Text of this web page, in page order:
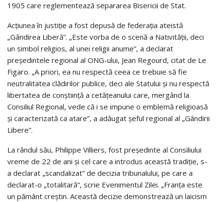
1905 care reglementează separarea Bisericii de Stat.
Acțiunea în justiție a fost depusă de federația ateistă
„Gândirea Liberă”. „Este vorba de o scenă a Nativității, deci
un simbol religios, al unei religii anume”, a declarat
președintele regional al ONG-ului, Jean Regourd, citat de Le
Figaro. „A priori, ea nu respectă ceea ce trebuie să fie
neutralitatea clădirilor publice, deci ale Statului și nu respectă
libertatea de conștiință a cetățeanului care, mergând la
Consiliul Regional, vede că i se impune o emblemă religioasă
și caracterizată ca atare”, a adăugat șeful regional al „Gândirii
Libere”.
La rândul său, Philippe Villiers, fost președinte al Consiliului
vreme de 22 de ani și cel care a introdus această tradiție, s-
a declarat „scandalizat” de decizia tribunalului, pe care a
declarat-o „totalitară”, scrie Evenimentul Zilei. „Franța este
un pământ creștin. Această decizie demonstrează un laicism